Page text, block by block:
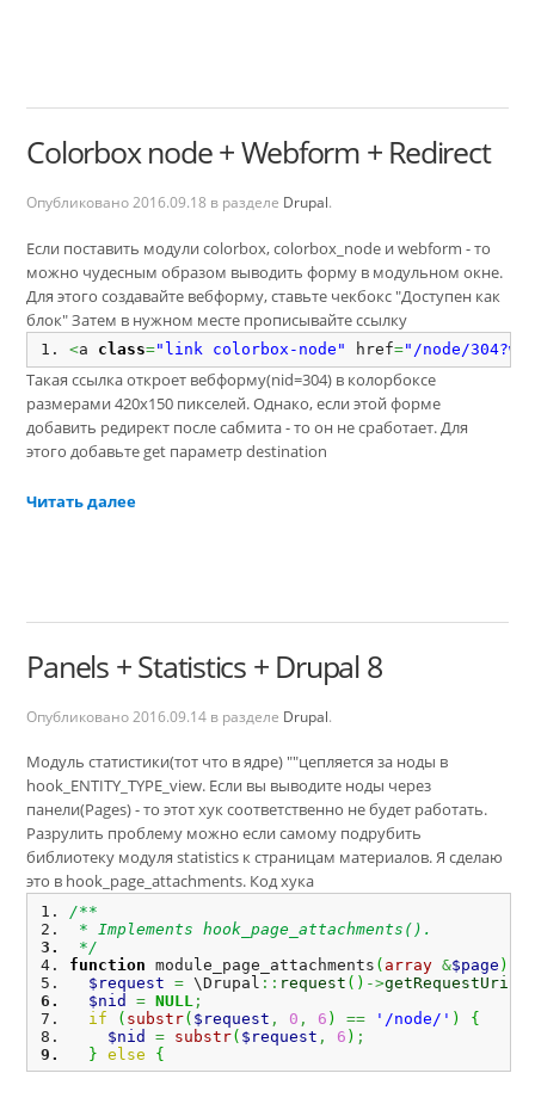
Colorbox node + Webform + Redirect
Опубликовано 2016.09.18 в разделе Drupal.
Если поставить модули colorbox, colorbox_node и webform - то
можно чудесным образом выводить форму в модульном окне.
Для этого создавайте вебформу, ставьте чекбокс "Доступен как
блок" Затем в нужном месте прописывайте ссылку
<a class="link colorbox-node" href="/node/
Такая ссылка откроет вебформу(nid=304) в колорбоксе
размерами 420х150 пикселей. Однако, если этой форме
добавить редирект после сабмита - то он не сработает. Для
этого добавьте get параметр destination
Читать далее
Panels + Statistics + Drupal 8
Опубликовано 2016.09.14 в разделе Drupal.
Модуль статистики(тот что в ядре) ""цепляется за ноды в
hook_ENTITY_TYPE_view. Если вы выводите ноды через
панели(Pages) - то этот хук соответственно не будет работать.
Разрулить проблему можно если самому подрубить
библиотеку модуля statistics к страницам материалов. Я сделаю
это в hook_page_attachments. Код хука
/**
* Implements hook_page_attachments().
*/
function module_page_attachments ( array &$page )
$request
= \Drupal :: request ( ) ->getRequestUri
$nid
= NULL ;
if
( substr( $request , 0 , 6 ) == '/node/' )
{
$nid
= substr( $request , 6 ) ;
}
else {